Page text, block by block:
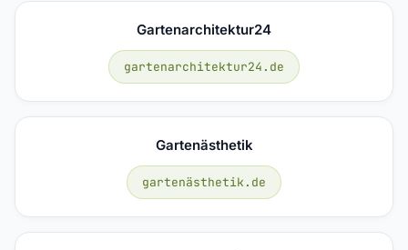
Gartenarchitektur24
gartenarchitektur24.de
Gartenästhetik
gartenästhetik.de